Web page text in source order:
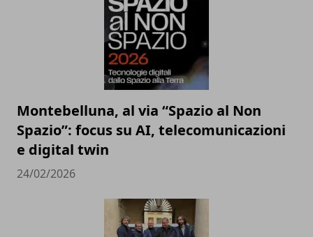
Montebelluna, al via “Spazio al Non
Spazio”: focus su AI, telecomunicazioni
e digital twin
24/02/2026